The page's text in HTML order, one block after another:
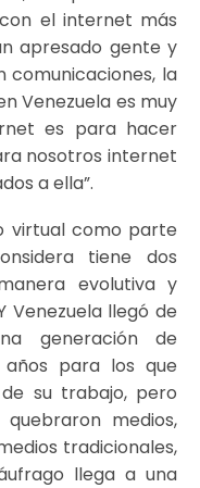
el internet más
apresado gente y
comunicaciones, la
Venezuela es muy
es para hacer
nosotros internet
a ella”.
virtual como parte
tiene dos
evolutiva y
llegó de
generación de
para los que
su trabajo, pero
medios,
tradicionales,
llega a una